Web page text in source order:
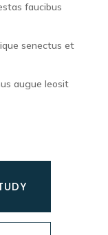
faucibus
senectus et
augue leosit